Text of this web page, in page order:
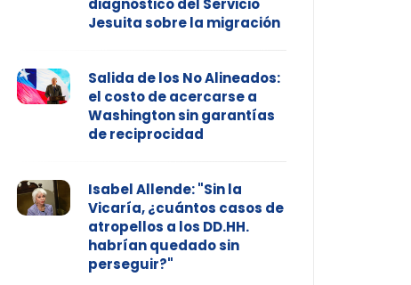
diagnóstico del Servicio
Jesuita sobre la migración
Salida de los No Alineados:
el costo de acercarse a
Washington sin garantías
de reciprocidad
Isabel Allende: "Sin la
Vicaría, ¿cuántos casos de
atropellos a los DD.HH.
habrían quedado sin
perseguir?"